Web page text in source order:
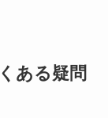
ある疑問